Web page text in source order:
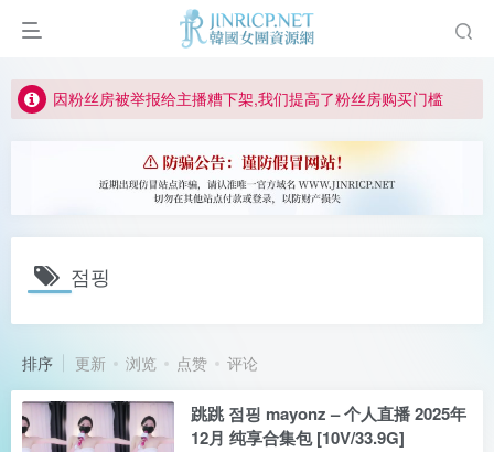
如何获得 Jinricp.net 网站邀请码
因粉丝房被举报给主播糟下架,我们提高了粉丝房购买门槛
所有ED2K链接仅支持115网盘/PikPak网盘，其它网盘均不支持
关于 PikPak 下播放视频呈现 “一条线” 的问题报告
如何获得 Jinricp.net 网站邀请码
점핑
排序 更新 浏览 点赞 评论
跳跳 점핑 mayonz – 个人直播 2025年
12月 纯享合集包 [10V/33.9G]